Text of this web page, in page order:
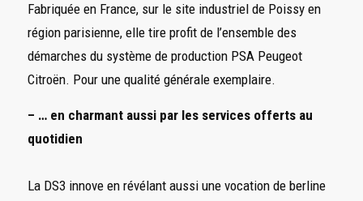
Fabriquée en France, sur le site industriel de Poissy en
région parisienne, elle tire profit de l’ensemble des
démarches du système de production PSA Peugeot
Citroën. Pour une qualité générale exemplaire.
– … en charmant aussi par les services offerts au
quotidien
La DS3 innove en révélant aussi une vocation de berline